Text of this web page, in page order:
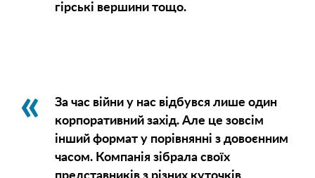
гірські вершини тощо.
За час війни у нас відбувся лише один
корпоративний захід. Але це зовсім
інший формат у порівнянні з довоєнним
часом. Компанія зібрала своїх